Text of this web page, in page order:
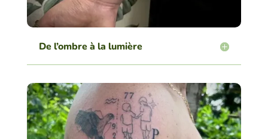
De l’ombre à la lumière